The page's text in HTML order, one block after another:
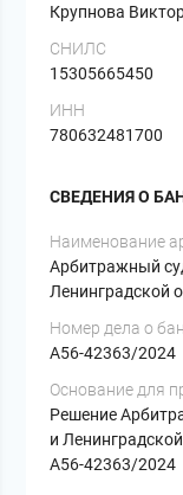
Крупнова
СНИЛС
15305665450
ИНН
780632481700
СВЕДЕНИЯ О
Наименование
Арбитражный
Ленинградской
Номер дела о
А56-42363/2024
Основание для
Решение
и
А56-42363/2024